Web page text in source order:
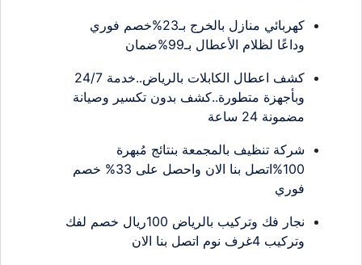
كهربائي منازل بالخرج بـ23%خصم فوري
وداعًا لظلام الأعطال بـ99%ضمان
كشف اعطال الكابلات بالرياض..خدمة 24/7
وبأجهزة متطورة..كشف بدون تكسير وصيانة
مضمونة 24 ساعة
شركة تنظيف بالمجمعة بنتائج مُبهرة
100%اتصل بنا الان واحصل على 33% خصم
فوري
نجار فك وتركيب بالرياض 100ريال خصم لفك
وتركيب 4غرف نوم اتصل بنا الان